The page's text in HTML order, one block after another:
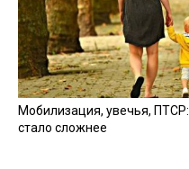
Мобилизация, увечья,
стало сложнее